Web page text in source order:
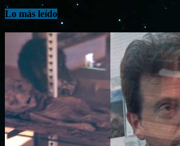
Lo más leído